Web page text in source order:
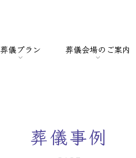
葬儀プラン 葬儀会場のご案内
> セレモホール富岡
葬儀事例